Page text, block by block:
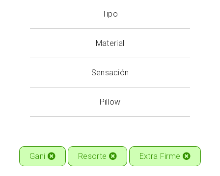
Tipo
Material
Sensación
Pillow
Gani Resorte Extra Firme